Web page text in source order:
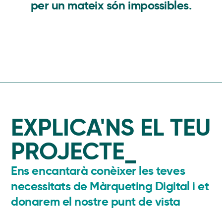
per un mateix són impossibles.
EXPLICA'NS EL TEU
PROJECTE_
Ens encantarà conèixer les teves
necessitats de Màrqueting Digital i et
donarem el nostre punt de vista